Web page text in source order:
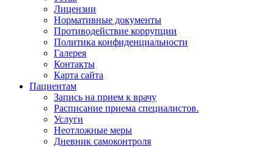
Лицензии
Нормативные документы
Противодействие коррупции
Политика конфиденциальности
Галерея
Контакты
Карта сайта
Пациентам
Запись на прием к врачу
Расписание приема специалистов.
Услуги
Неотложные меры
Дневник самоконтроля